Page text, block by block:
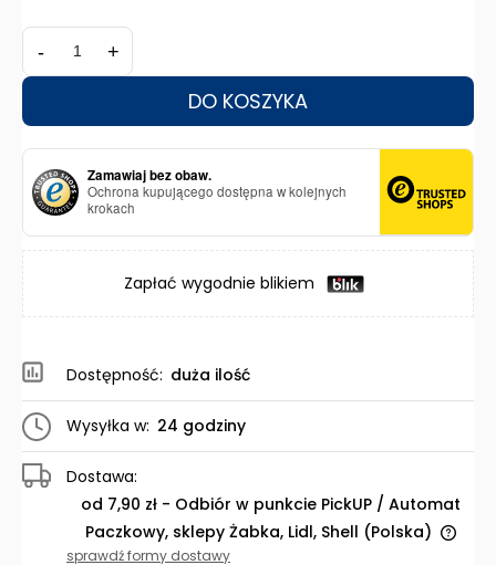
- +
DO KOSZYKA
Zamawiaj bez obaw.
Ochrona kupującego dostępna w kolejnych
krokach
Zapłać wygodnie blikiem
Dostępność: duża ilość
Wysyłka w: 24 godziny
Dostawa:
od 7,90 zł - Odbiór w punkcie PickUP / Automat
Paczkowy, sklepy Żabka, Lidl, Shell (Polska)
Cena nie zawiera ewentualnych kosztów płatności
sprawdź formy dostawy